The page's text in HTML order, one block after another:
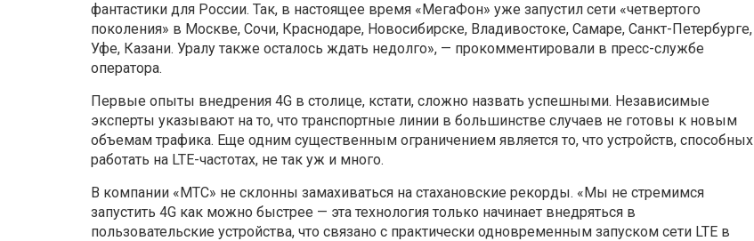
фантастики для России. Так, в настоящее время «МегаФон» уже запустил сети «четвертого
поколения» в Москве, Сочи, Краснодаре, Новосибирске, Владивостоке, Самаре, Санкт-Петербурге,
Уфе, Казани. Уралу также осталось ждать недолго», — прокомментировали в пресс-службе
оператора.
Первые опыты внедрения 4G в столице, кстати, сложно назвать успешными. Независимые
эксперты указывают на то, что транспортные линии в большинстве случаев не готовы к новым
объемам трафика. Еще одним существенным ограничением является то, что устройств, способных
работать на LTE-частотах, не так уж и много.
В компании «МТС» не склонны замахиваться на стахановские рекорды. «Мы не стремимся
запустить 4G как можно быстрее — эта технология только начинает внедряться в
пользовательские устройства, что связано с практически одновременным запуском сети LTE в